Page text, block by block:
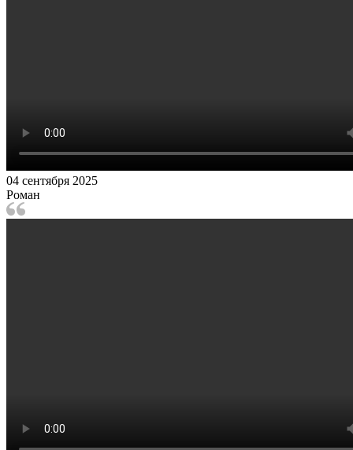
04 сентября 2025
Роман